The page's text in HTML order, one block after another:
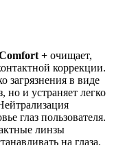
+ очищает,
коррекции.
загрязнения в виде
но и устраняет легко
глаз пользователя.
линзы
на глаза.